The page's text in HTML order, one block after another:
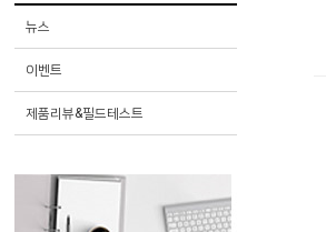
뉴스
이벤트
제품리뷰&필드테스트